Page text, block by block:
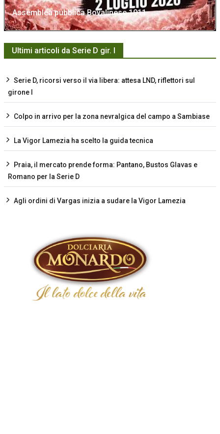
Assemblea pubblica Bovalinese 1911
Ultimi articoli da Serie D gir. I
Serie D, ricorsi verso il via libera: attesa LND, riflettori sul
girone I
Colpo in arrivo per la zona nevralgica del campo a Sambiase
La Vigor Lamezia ha scelto la guida tecnica
Praia, il mercato prende forma: Pantano, Bustos Glavas e
Romano per la Serie D
Agli ordini di Vargas inizia a sudare la Vigor Lamezia